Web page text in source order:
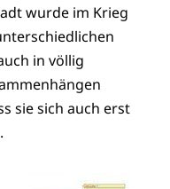
wurde im Krieg
in völlig
sie sich auch erst